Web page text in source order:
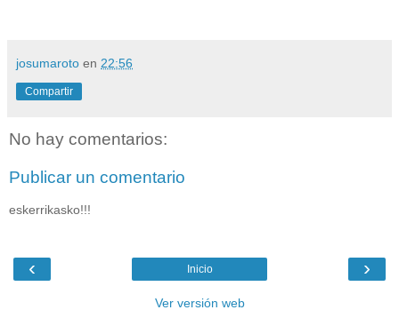
josumaroto en 22:56
Compartir
No hay comentarios:
Publicar un comentario
eskerrikasko!!!
‹ ›
Inicio
Ver versión web